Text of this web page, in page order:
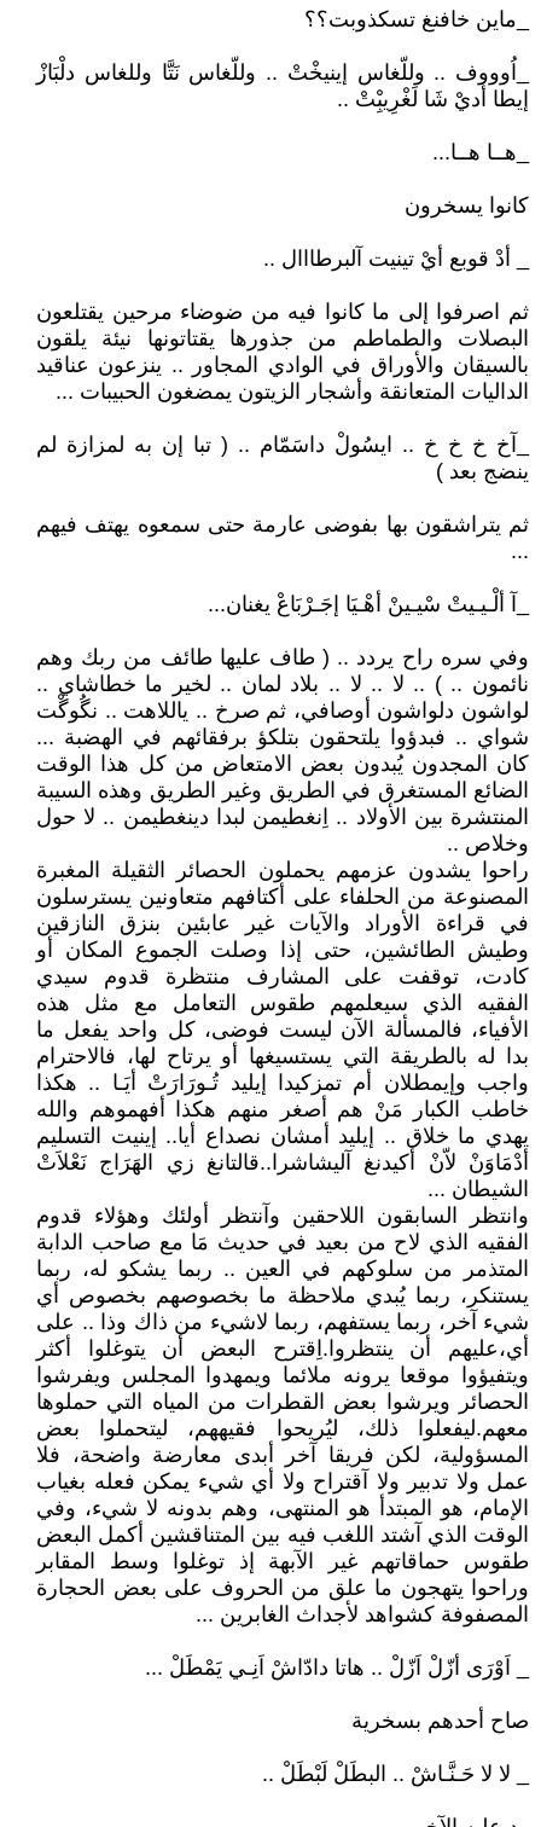
_ماين خافنغ تسكذوبت؟؟
_اُوووف .. وللّغاس إينيخْتْ .. وللّغاس نَتَّا وللغاس دلْبَازْ
إيطا أديْ شَا لَغْرِيبِْتْ ..
_هــا هــا...
كانوا يسخرون
_ أدْ قوبع أيْ تينيت آلبرطااال ..
ثم اصرفوا إلى ما كانوا فيه من ضوضاء مرحين يقتلعون
البصلات والطماطم من جذورها يقتاتونها نيئة يلقون
بالسيقان والأوراق في الوادي المجاور .. ينزعون عناقيد
الداليات المتعانقة وأشجار الزيتون يمضغون الحبيبات ...
_آخ خ خ خ .. ايسُولْ داسَمّام .. ( تبا إن به لمزازة لم
ينضج بعد )
ثم يتراشقون بها بفوضى عارمة حتى سمعوه يهتف فيهم
...
_آ ألْـيـيتْ سْيـينْ أهْـيَا إجَـرْبَاعْ يغنان...
وفي سره راح يردد .. ( طاف عليها طائف من ربك وهم
نائمون .. ) .. لا .. لا .. بلاد لمان .. لخير ما خطاشاي ..
لواشون دلواشون أوصافي، ثم صرخ .. ياللاهت .. نگُوگْت
شواي .. فبدؤوا يلتحقون بتلكؤ برفقائهم في الهضبة ...
كان المجدون يُبدون بعض الامتعاض من كل هذا الوقت
الضائع المستغرق في الطريق وغير الطريق وهذه السيبة
المنتشرة بين الأولاد .. اِنغطيمن لبدا دينغطيمن .. لا حول
وخلاص ..
راحوا يشدون عزمهم يحملون الحصائر الثقيلة المغبرة
المصنوعة من الحلفاء على أكتافهم متعاونين يسترسلون
في قراءة الأوراد والآيات غير عابئين بنزق النازقين
وطيش الطائشين، حتى إذا وصلت الجموع المكان أو
كادت، توقفت على المشارف منتظرة قدوم سيدي
الفقيه الذي سيعلمهم طقوس التعامل مع مثل هذه
الأفياء، فالمسألة الآن ليست فوضى، كل واحد يفعل ما
بدا له بالطريقة التي يستسيغها أو يرتاح لها، فالاحترام
واجب وإيمطلان أم تمزكيدا إيليد تُـورَارَتْ أيَـا .. هكذا
خاطب الكبار مَنْ هم أصغر منهم هكذا أفهموهم والله
يهدي ما خلاق .. إيليد أمشان نصداع أيا.. إينيت التسليم
أدْمَاوَنْ لاّنْ أكيدنغ آليشاشرا..قالتانغ زي الهَرَاج نَعْلاَتْ
الشيطان ...
وانتظر السابقون اللاحقين وآنتظر أولئك وهؤلاء قدوم
الفقيه الذي لاح من بعيد في حديث مَا مع صاحب الدابة
المتذمر من سلوكهم في العين .. ربما يشكو له، ربما
يستنكر، ربما يُبدي ملاحظة ما بخصوصهم بخصوص أي
شيء آخر، ربما يستفهم، ربما لاشيء من ذاك وذا .. على
أي،عليهم أن ينتظروا.اِقترح البعض أن يتوغلوا أكثر
ويتفيؤوا موقعا يرونه ملائما ويمهدوا المجلس ويفرشوا
الحصائر ويرشوا بعض القطرات من المياه التي حملوها
معهم.ليفعلوا ذلك، ليُريحوا فقيههم، ليتحملوا بعض
المسؤولية، لكن فريقا آخر أبدى معارضة واضحة، فلا
عمل ولا تدبير ولا آقتراح ولا أي شيء يمكن فعله بغياب
الإمام، هو المبتدأ هو المنتهى، وهم بدونه لا شيء، وفي
الوقت الذي آشتد اللغب فيه بين المتناقشين أكمل البعض
طقوس حماقاتهم غير الآبهة إذ توغلوا وسط المقابر
وراحوا يتهجون ما علق من الحروف على بعض الحجارة
المصفوفة كشواهد لأجداث الغابرين ...
_ اَوْرَى أزّلْ اَزّلْ .. هاتا دادّاشْ اَنِـي يَمْطَلْ ...
صاح أحدهم بسخرية
_ لا لا حَـنَّـاشْ .. البطَلْ لَبْطَلْ ..